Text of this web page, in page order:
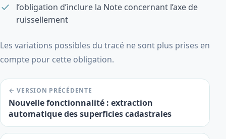
l’obligation d’inclure la Note concernant l’axe de
ruissellement
Les variations possibles du tracé ne sont plus prises en
compte pour cette obligation.
← VERSION PRÉCÉDENTE
Nouvelle fonctionnalité : extraction
automatique des superficies cadastrales